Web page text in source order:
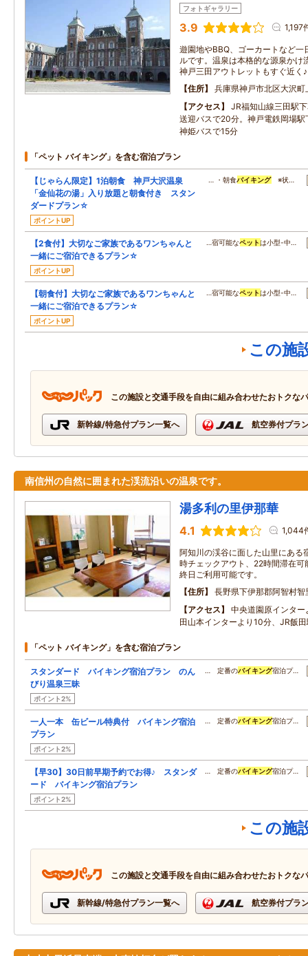
フォトギャラリー
3.9 1,197
遊園地やBBQ、ゴーカートなど一
ルです。温泉は本格的な源泉か
神戸三田アウトレットもすぐ近く♪
住所
兵庫県神戸市北区大沢
アクセス
JR福知山線三田駅
送迎バスで20分。神戸電鉄岡場駅
神姫バスで15分
「ペット バイキング」を含む宿泊プラン
【じゃらん限定】1泊朝食 神戸大沢温泉
「金仙花の湯」入り放題と朝食付き スタン
ダードプラン☆
ポイントUP
… ・朝食バイキング※状…
【2食付】大切なご家族であるワンちゃんと
一緒にご宿泊できるプラン☆
ポイントUP
…宿可能なペットは小型-中…
【朝食付】大切なご家族であるワンちゃんと
一緒にご宿泊できるプラン☆
ポイントUP
…宿可能なペットは小型-中…
この施
この施設と交通手段を自由に組み合わせたおトクな
新幹線/特急付プラン一覧へ 航空券付プラ
南信州の自然に囲まれた渓流沿いの温泉です。
湯多利の里伊那華
4.1 1,044
阿知川の渓谷に面した山里にある
時チェックアウト、22時間滞在
終日ご利用可能です。
住所
長野県下伊那郡阿智村
アクセス
中央道園原インタ
田山本インターより10分、JR飯
「ペット バイキング」を含む宿泊プラン
スタンダード バイキング宿泊プラン のん
びり温泉三昧
ポイント2%
… 定番のバイキング宿泊プ…
一人一本 缶ビール特典付 バイキング宿泊
プラン
ポイント2%
… 定番のバイキング宿泊プ…
【早30】30日前早期予約でお得♪ スタンダ
ード バイキング宿泊プラン
ポイント2%
… 定番のバイキング宿泊プ…
この施
この施設と交通手段を自由に組み合わせたおトクな
新幹線/特急付プラン一覧へ 航空券付プラ